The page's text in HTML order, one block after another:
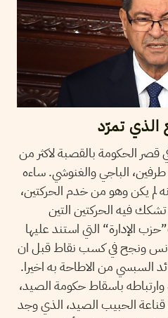
الذي تمرّد
الحكومة بالقصبة لاكثر من
الباجي والغنوشي. ساءه
لم يكن وهو من خدم الحركتين،
فيه الحركتين التين
الإدارة“ التي استند عليها
تونس ونجح في كسب نقاط قبل ان
السبسي من الاطاحة به اخيرا.
باسقاط حكومة الصيد،
الحبيب الصيد، الذي وجد